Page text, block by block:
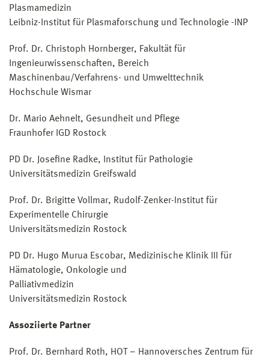
Plasmamedizin
Leibniz-Institut für Plasmaforschung und Technologie -INP
Prof. Dr. Christoph Hornberger, Fakultät für
Ingenieurwissenschaften, Bereich
Maschinenbau/Verfahrens- und Umwelttechnik
Hochschule Wismar
Dr. Mario Aehnelt, Gesundheit und Pflege
Fraunhofer IGD Rostock
PD Dr. Josefine Radke, Institut für Pathologie
Universitätsmedizin Greifswald
Prof. Dr. Brigitte Vollmar, Rudolf-Zenker-Institut für
Experimentelle Chirurgie
Universitätsmedizin Rostock
PD Dr. Hugo Murua Escobar, Medizinische Klinik III für
Hämatologie, Onkologie und
Palliativmedizin
Universitätsmedizin Rostock
Assoziierte Partner
Prof. Dr. Bernhard Roth, HOT – Hannoversches Zentrum für